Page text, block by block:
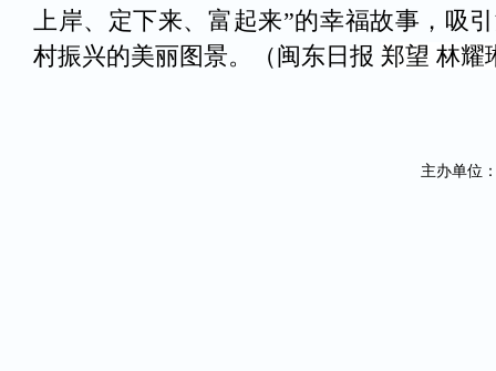
上岸、定下来、富起来”的幸福故事，吸
村振兴的美丽图景。（闽东日报 郑望 林耀
主办单位